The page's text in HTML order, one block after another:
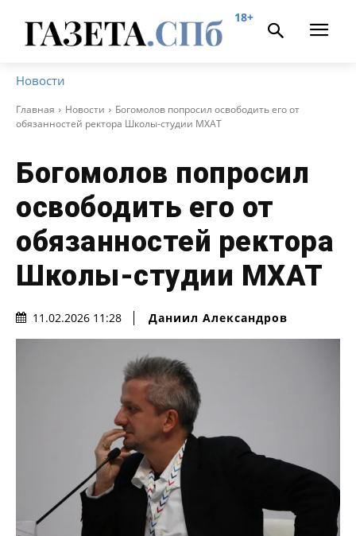
18+
Новости
Главная Новости
Богомолов попросил освободить его от
обязанностей ректора Школы-студии МХАТ
Богомолов попросил
освободить его от
обязанностей ректора
Школы-студии МХАТ
11.02.2026 11:28 Даниил Александров